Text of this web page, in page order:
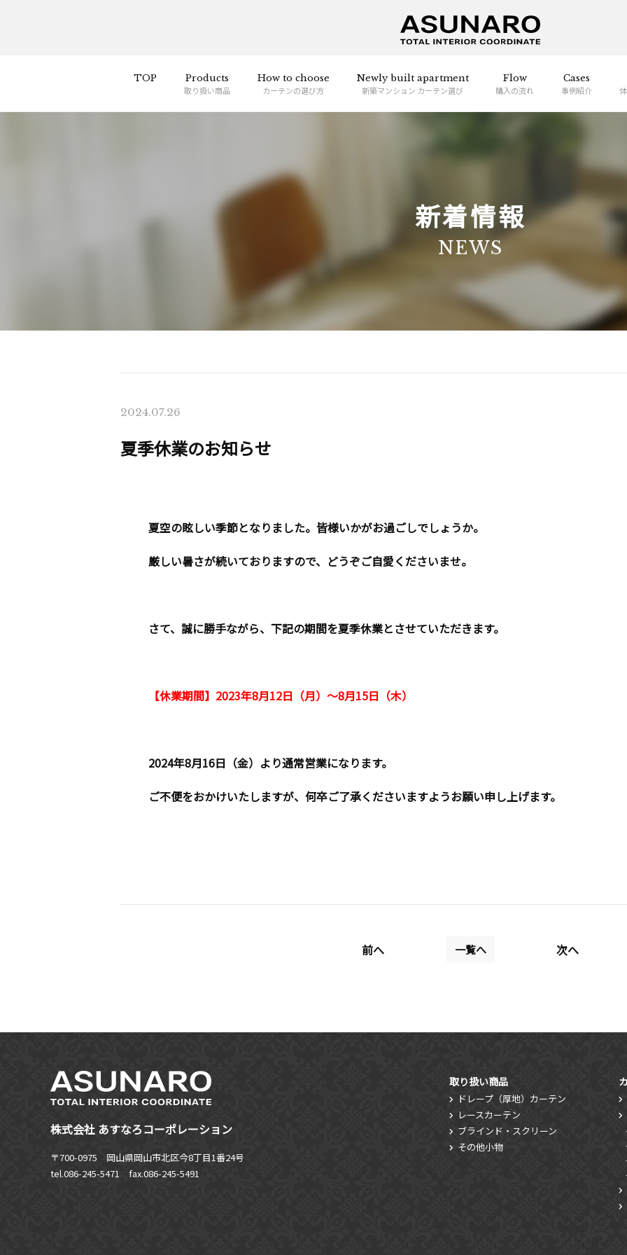
TOP Products
取り扱い商品
How to choose
カーテンの選び方
Newly built apartment
新築マンション カーテン選び
Flow
購入の流れ
Cases
事例紹介
新着情報
NEWS
2024.07.26
夏季休業のお知らせ
夏空の眩しい季節となりました。皆様いかがお過ごしでしょうか。
厳しい暑さが続いておりますので、どうぞご自愛くださいませ。
さて、誠に勝手ながら、下記の期間を夏季休業とさせていただきます。
【休業期間】2023年8月12日（月）～8月15日（木）
2024年8月16日（金）より通常営業になります。
ご不便をおかけいたしますが、何卒ご了承くださいますようお願い申し上げます。
前へ 一覧へ 次へ
株式会社 あすなろコーポレーション
〒700-0975 岡山県岡山市北区今8丁目1番24号
tel.086-245-5471 fax.086-245-5491
取り扱い商品
ドレープ（厚地）カーテン
レースカーテン
ブラインド・スクリーン
その他小物